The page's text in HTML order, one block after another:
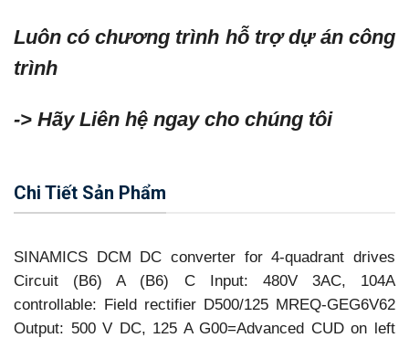
Luôn có chương trình hỗ trợ dự án công
trình
-> Hãy Liên hệ ngay cho chúng tôi
Chi Tiết Sản Phẩm
SINAMICS DCM DC converter for 4-quadrant drives
Circuit (B6) A (B6) C Input: 480V 3AC, 104A
controllable: Field rectifier D500/125 MREQ-GEG6V62
Output: 500 V DC, 125 A G00=Advanced CUD on left